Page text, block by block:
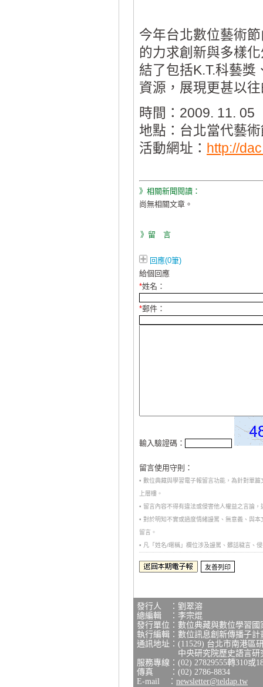
今年台北數位藝術
的力求創新與多樣
結了包括K.T.科藝獎
資源，展現更甚以
時間：2009. 11. 05
地點：台北當代藝
活動網址： http://
》相關新聞閱讀：
尚無相關文章。
》留 言
回應(0筆)
給個回應
*姓名：
*郵件：
輸入驗證碼：
留言使用守則：
• 數位典藏與學習電子報留言功能，為針對單
上層樓。
• 留言內容不得有違法或侵害他人權益之言論
• 對於明知不實或過度情緒謾罵、無意義、與
留言。
• 凡「姓名/暱稱」欄位涉及謾罵、髒話穢言、
發行人 ：劉翠溶
總編輯 ：李宗焜
發行單位：數位典藏與數位學習
執行編輯：數位訊息創新傳播子計
通訊地址：(11529) 台北市南港區
中央研究院歷史語言研究
服務專線：(02) 27829555轉310或
傳真 ：(02) 2786-8834
E-mail ： newsletter@teldap.tw